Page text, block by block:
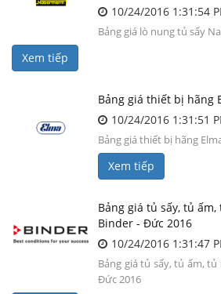
10/24/2016 1:31:54
Bảng giá lò nung tủ sấy
Xem tiếp
Bảng giá thiết bị hãng
10/24/2016 1:31:51
Bảng giá thiết bị hãng
Xem tiếp
Bảng giá tủ sấy, tủ
Binder - Đức 2016
10/24/2016 1:31:47
Bảng giá tủ sấy, tủ ấm,
Đức 2016